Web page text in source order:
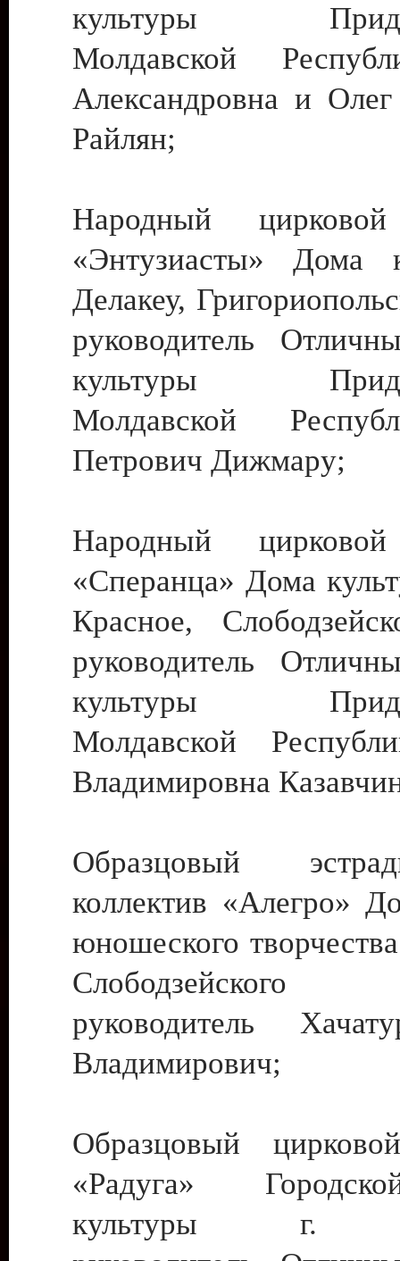
культуры
Молдавской
Александровна и
Райлян;
Народный цирковой
«Энтузиасты» Дома
Делакеу,
руководитель
культуры
Молдавской
Петрович Дижмару;
Народный цирковой
«Сперанца» Дома
Красное,
руководитель
культуры
Молдавской
Владимировна
Образцовый
коллектив «Алегро»
юношеского
руководитель
Владимирович;
Образцовый
«Радуга»
культуры г.